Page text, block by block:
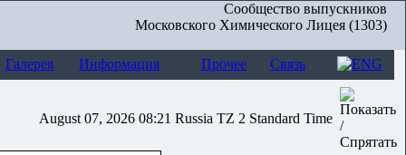
Сообщество выпускников
Московского Химического Лицея (1303)
Галерея Информация Прочее Связь
August 07, 2026 08:21 Russia TZ 2 Standard Time